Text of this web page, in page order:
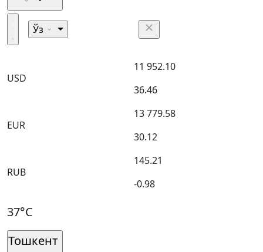
Ўз
USD
11 952.10
36.46
EUR
13 779.58
30.12
RUB
145.21
-0.98
37°C
Тошкент